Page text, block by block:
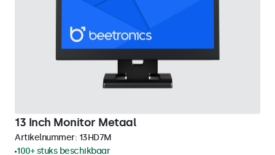
13 Inch Monitor Metaal
Artikelnummer: 13HD7M
100+ stuks beschikbaar